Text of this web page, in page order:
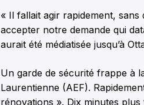
« Il fallait agir rapidement, sans
accepter notre demande qui
aurait été médiatisée jusqu’à
Un garde de sécurité frappe à
Laurentienne (AEF).
rénovations ». Dix minutes